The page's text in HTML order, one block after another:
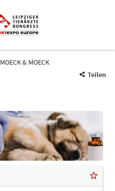
MOECK & MOECK
Teilen